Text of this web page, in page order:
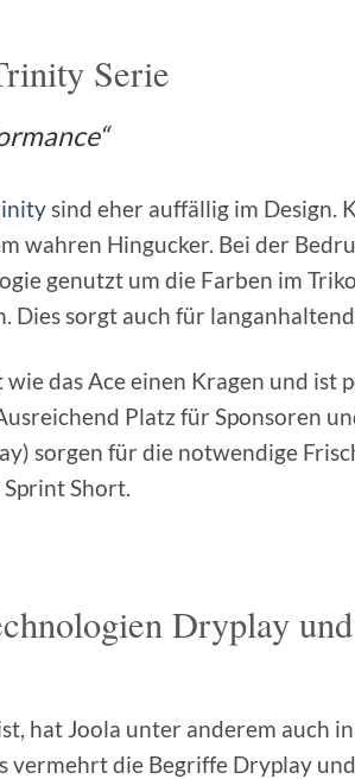
Serie
sind eher auffällig im Design.
wahren Hingucker. Bei der
genutzt um die Farben im
Dies sorgt auch für
das Ace einen Kragen und ist
Platz für Sponsoren
sorgen für die notwendige
Short.
Dryplay
hat Joola unter anderem auch
vermehrt die Begriffe Dryplay